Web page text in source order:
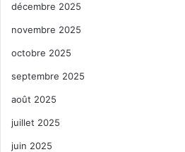
décembre 2025
novembre 2025
octobre 2025
septembre 2025
août 2025
juillet 2025
juin 2025